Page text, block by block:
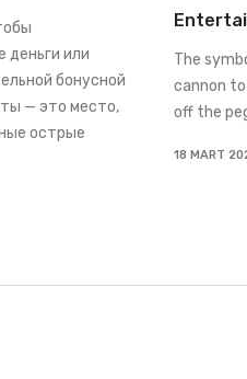
деньги или
бонусной
— это место,
острые
The
cannon
off the
18 MART